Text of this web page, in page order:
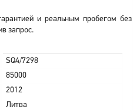
и реальным пробегом без
запрос.
SQ4/7298
85000
2012
Литва